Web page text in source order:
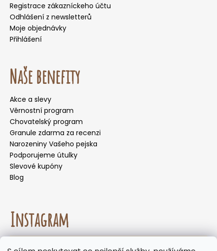
Registrace zákazníckeho účtu
Odhlášení z newsletterů
Moje objednávky
Přihlášení
Naše benefity
Akce a slevy
Věrnostní program
Chovatelský program
Granule zdarma za recenzi
Narozeniny Vašeho pejska
Podporujeme útulky
Slevové kupóny
Blog
Instagram